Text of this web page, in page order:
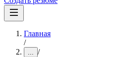
Главная
/
... /